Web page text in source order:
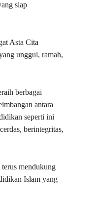
siap
Asta Cita
unggul, ramah,
berbagai
antara
seperti ini
berintegritas,
mendukung
Islam yang